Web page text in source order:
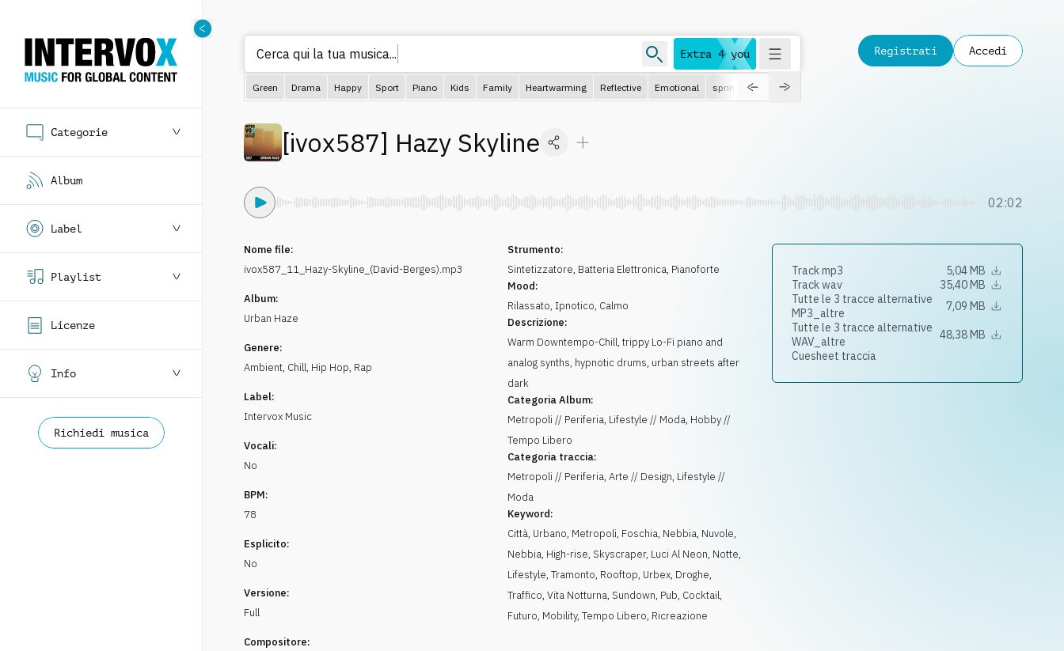
Categorie
Album
Label
Playlist
Licenze
Info
Richiedi musica
Extra 4 you
Cerca qui la tua musica...
Green Drama Happy Sport Piano Kids Family Heartwarming Reflective Emotional spring
Registrati Accedi
[ivox587] Hazy Skyline
02:02
Nome file:
ivox587_11_Hazy-Skyline_(David-Berges).mp3
Album:
Urban Haze
Genere:
Ambient, Chill, Hip Hop, Rap
Label:
Intervox Music
Vocali:
No
BPM:
78
Esplicito:
No
Versione:
Full
Compositore:
Strumento:
Sintetizzatore, Batteria Elettronica, Pianoforte
Mood:
Rilassato,Ipnotico, Calmo
Descrizione:
Warm Downtempo-Chill, trippy Lo-Fi piano and
analog synths, hypnotic drums, urban streets after
dark
Categoria Album:
Metropoli // Periferia, Lifestyle // Moda, Hobby //
Tempo Libero
Categoria traccia:
Metropoli // Periferia, Arte // Design, Lifestyle //
Moda
Keyword:
Città, Urbano, Metropoli, Foschia, Nebbia, Nuvole,
Nebbia, High-rise, Skyscraper, Luci Al Neon, Notte,
Lifestyle,Tramonto, Rooftop, Urbex, Droghe,
Traffico,Vita Notturna, Sundown, Pub, Cocktail,
Futuro, Mobility,Tempo Libero, Ricreazione
Track mp3
5,04 MB
Track wav
35,40 MB
Tutte le 3 tracce alternative
MP3_altre
7,09 MB
Tutte le 3 tracce alternative
WAV_altre
48,38 MB
Cuesheet traccia